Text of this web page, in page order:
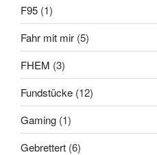
F95 (1)
Fahr mit mir (5)
FHEM (3)
Fundstücke (12)
Gaming (1)
Gebrettert (6)